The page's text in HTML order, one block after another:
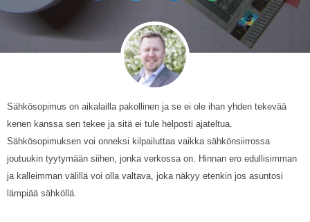
Sähkösopimus on aikalailla pakollinen ja se ei ole ihan yhden tekevää
kenen kanssa sen tekee ja sitä ei tule helposti ajateltua.
Sähkösopimuksen voi onneksi kilpailuttaa vaikka sähkönsiirrossa
joutuukin tyytymään siihen, jonka verkossa on. Hinnan ero edullisimman
ja kalleimman välillä voi olla valtava, joka näkyy etenkin jos asuntosi
lämpiää sähköllä.